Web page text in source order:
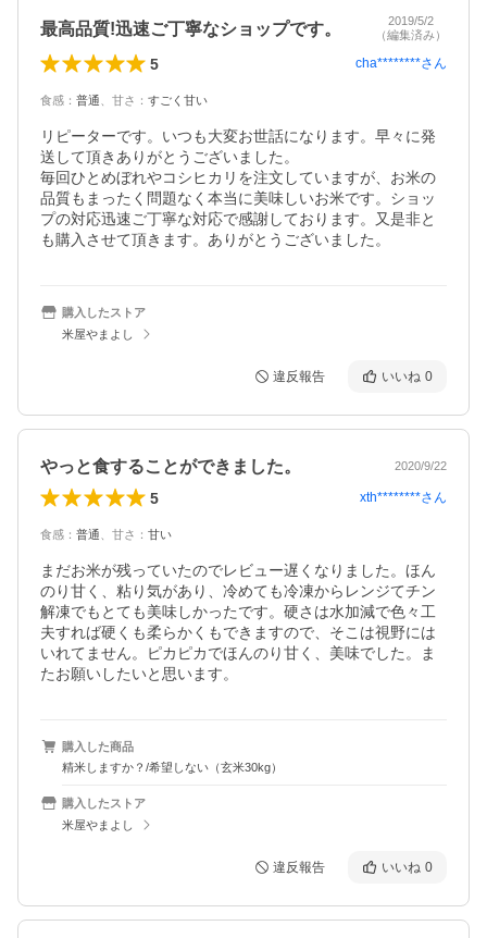
最高品質!迅速ご丁寧なショップです。
2019/5/2
（編集済み）
5 cha********さん
食感 ： 普通 甘さ ： すごく甘い
リピーターです。いつも大変お世話になります。早々に発
送して頂きありがとうございました。
毎回ひとめぼれやコシヒカリを注文していますが、お米の
品質もまったく問題なく本当に美味しいお米です。ショッ
プの対応迅速ご丁寧な対応で感謝しております。又是非と
も購入させて頂きます。ありがとうございました。
購入したストア
米屋やまよし
違反報告 いいね 0
やっと食することができました。 2020/9/22
5 xth********さん
食感 ： 普通 甘さ ： 甘い
まだお米が残っていたのでレビュー遅くなりました。ほん
のり甘く、粘り気があり、冷めても冷凍からレンジてチン
解凍でもとても美味しかったです。硬さは水加減で色々工
夫すれば硬くも柔らかくもできますので、そこは視野には
いれてません。ピカピカでほんのり甘く、美味でした。ま
たお願いしたいと思います。
購入した商品
精米しますか？/希望しない（玄米30kg）
購入したストア
米屋やまよし
違反報告 いいね 0